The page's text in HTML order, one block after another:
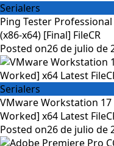
Serialers
Ping Tester
(x86-x64) [Final] FileCR
Posted on26 de julio de
Serialers
VMware Workstation 17
Worked] x64 Latest
Posted on26 de julio de